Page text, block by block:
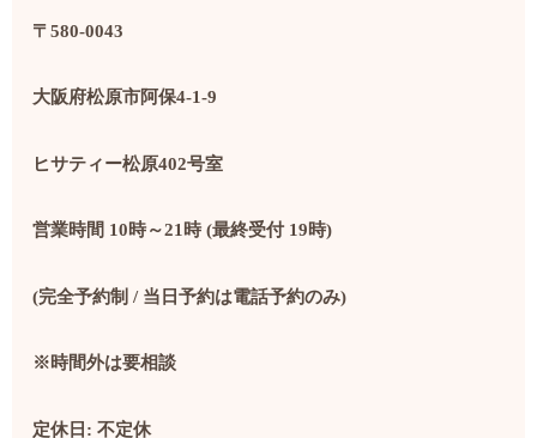
〒580-0043
大阪府松原市阿保4-1-9
ヒサティー松原402号室
営業時間 10時～21時 (最終受付19時)
(完全予約制 / 当日予約は電話予約のみ)
※時間外は要相談
定休日 :不定休